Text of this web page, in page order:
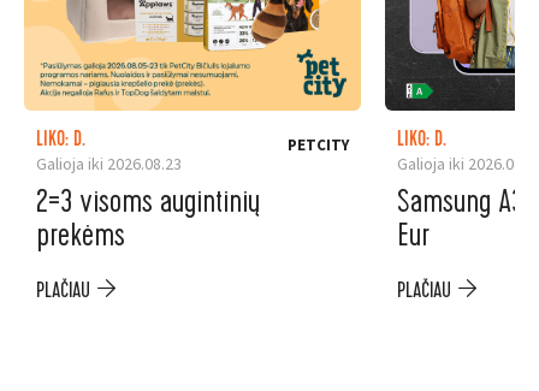
LIKO: D.
Galioja iki 2026.08.23
PETCITY
2=3 visoms augintinių
prekėms
PLAČIAU
LIKO: D.
Galioja iki
Samsung
Eur
PLAČIAU